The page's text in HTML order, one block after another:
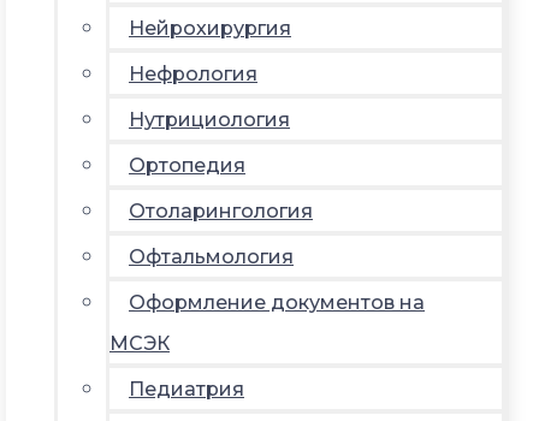
Нейрохирургия
Нефрология
Нутрициология
Ортопедия
Отоларингология
Офтальмология
Оформление документов на
МСЭК
Педиатрия